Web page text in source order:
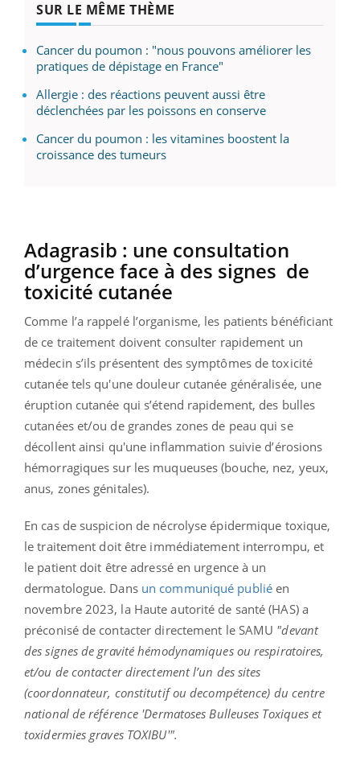
SUR LE MÊME THÈME
Cancer du poumon : "nous pouvons améliorer les
pratiques de dépistage en France"
Allergie : des réactions peuvent aussi être
déclenchées par les poissons en conserve
Cancer du poumon : les vitamines boostent la
croissance des tumeurs
Adagrasib : une consultation
d’urgence face à des signes de
toxicité cutanée
Comme l’a rappelé l’organisme, les patients bénéficiant
de ce traitement doivent consulter rapidement un
médecin s’ils présentent des symptômes de toxicité
cutanée tels qu'une douleur cutanée généralisée, une
éruption cutanée qui s’étend rapidement, des bulles
cutanées et/ou de grandes zones de peau qui se
décollent ainsi qu'une inflammation suivie d’érosions
hémorragiques sur les muqueuses (bouche, nez, yeux,
anus, zones génitales).
En cas de suspicion de nécrolyse épidermique toxique,
le traitement doit être immédiatement interrompu, et
le patient doit être adressé en urgence à un
dermatologue. Dans un communiqué publiéen
novembre 2023, la Haute autorité de santé (HAS) a
préconisé de contacter directement le SAMU "devant
des signes de gravité hémodynamiques ou respiratoires,
et/ou de contacter directement l’un des sites
(coordonnateur, constitutif ou decompétence) du centre
national de référence 'Dermatoses Bulleuses Toxiques et
toxidermies graves TOXIBU'".